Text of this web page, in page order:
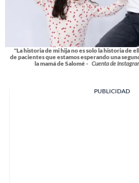
"La historia de mi hija no es solo la historia de
de pacientes que estamos esperando una
la mamá de Salomé - Cuenta de
PUBLICIDAD